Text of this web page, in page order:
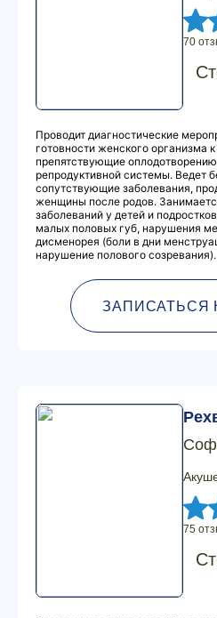
70
Проводит диагностические
готовности женского организма
препятствующие
репродуктивной системы. Ведет
сопутствующие заболевания,
женщины после родов.
заболеваний у детей и
малых половых губ, нарушения
дисменорея (боли в дни
нарушение полового созревания).
ЗАПИСАТЬСЯ
75